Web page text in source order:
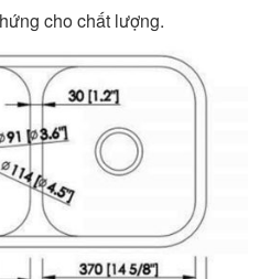
cho chất lượng.